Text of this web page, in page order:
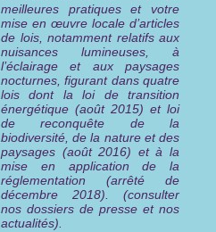
meilleures pratiques et votre
mise en œuvre locale d’articles
de lois, notamment relatifs aux
nuisances lumineuses, à
l’éclairage et aux paysages
nocturnes, figurant dans quatre
lois dont la loi de transition
énergétique (août 2015) et loi
de reconquête de la
biodiversité, de la nature et des
paysages (août 2016) et à la
mise en application de la
réglementation (arrêté de
décembre 2018). (consulter
nos dossiers de presse et nos
actualités).